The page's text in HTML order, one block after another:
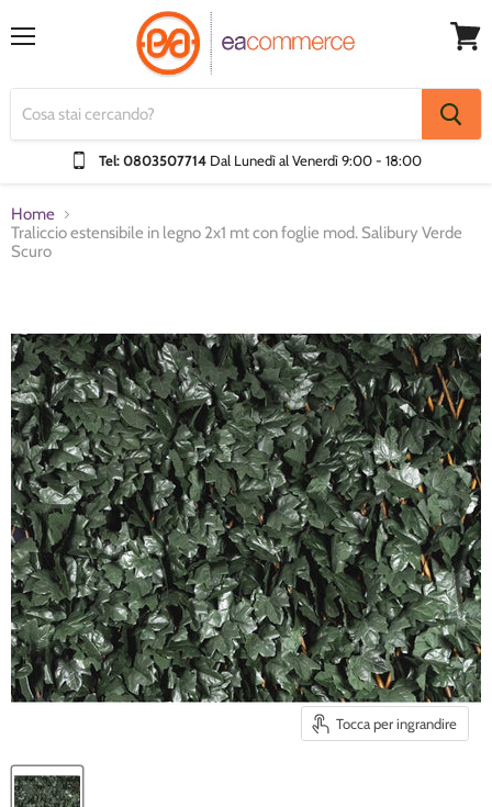
Tel: 0803507714 Dal Lunedì al Venerdì9:00 - 18:00
Home
Traliccio estensibile in legno 2x1 mt con foglie mod. Salibury Verde
Scuro
Tocca per ingrandire